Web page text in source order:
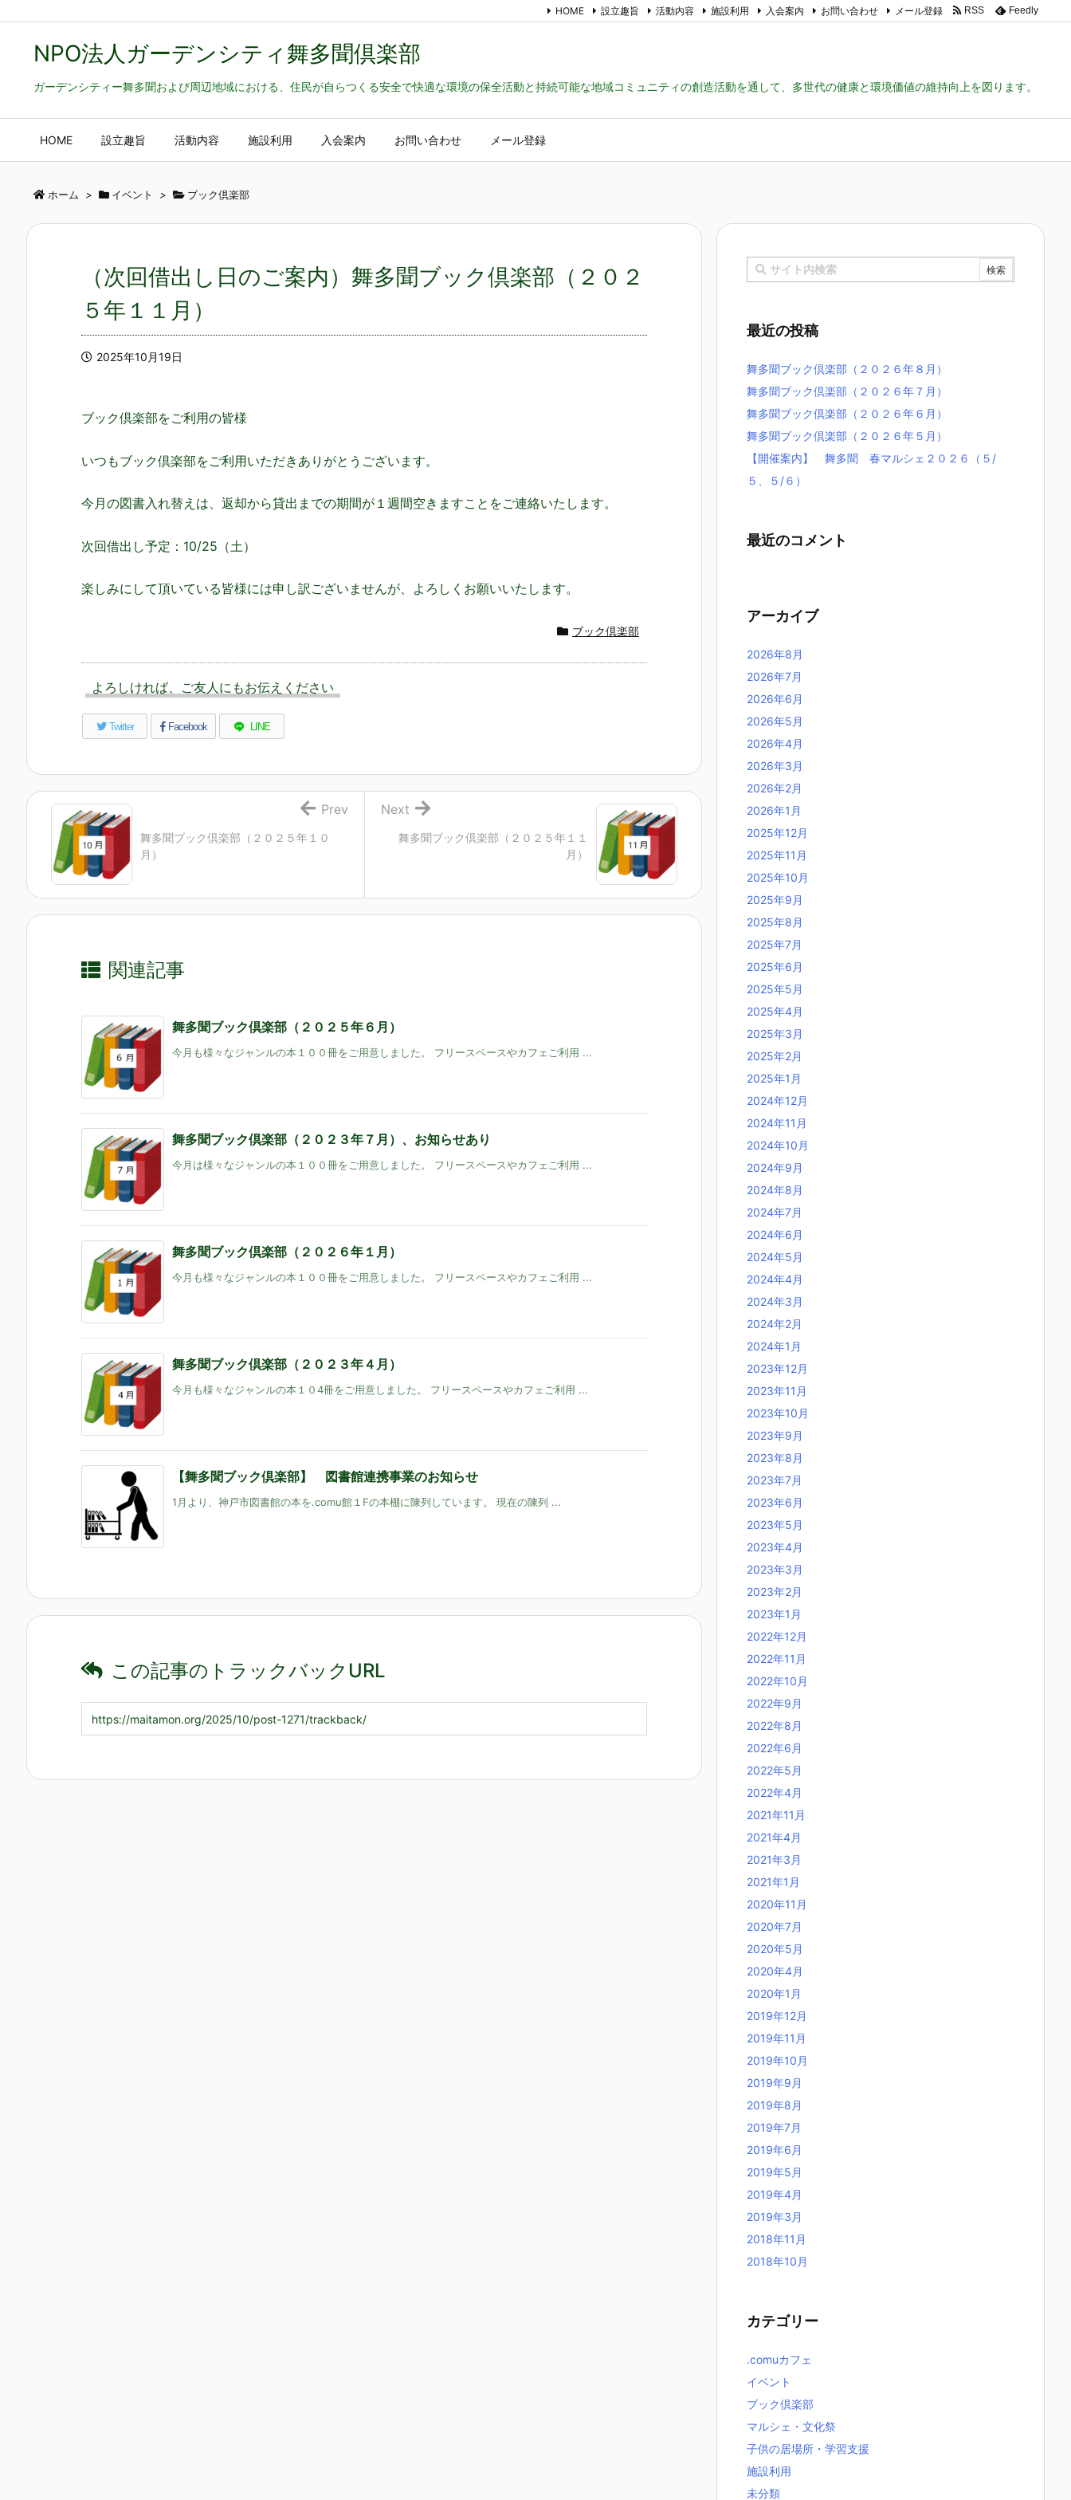
NPO法人ガーデンシティ舞多聞倶楽部
ガーデンシティー舞多聞および周辺地域における、住民が自らつくる安全で快適な環境の保全活動と持続可能な地域コミュニティの創造活動を通して、多世代の健康と環境価値の維持向上を図ります。
HOME 設立趣旨 活動内容 施設利用 入会案内 お問い合わせ メール登録
HOME 設立趣旨 活動内容 施設利用 入会案内 お問い合わせ メール登録 RSS Feedly
ホーム > イベント > ブック倶楽部
（次回借出し日のご案内）舞多聞ブック倶楽部（２０２
５年１１月）
2025年10月19日
ブック倶楽部をご利用の皆様
いつもブック倶楽部をご利用いただきありがとうございます。
今月の図書入れ替えは、返却から貸出までの期間が１週間空きますことをご連絡いたします。
次回借出し予定：10/25（土）
楽しみにして頂いている皆様には申し訳ございませんが、よろしくお願いいたします。
ブック倶楽部
よろしければ、ご友人にもお伝えください
Twitter Facebook LINE
舞多聞ブック倶楽部（２０２５年１１
月）
Next
舞多聞ブック倶楽部（２０２５年１０
月）
Prev
関連記事
舞多聞ブック倶楽部（２０２５年６月）
今月も様々なジャンルの本１００冊をご用意しました。 フリースペースやカフェご利用 ...
舞多聞ブック倶楽部（２０２３年７月）、お知らせあり
今月は様々なジャンルの本１００冊をご用意しました。 フリースペースやカフェご利用 ...
舞多聞ブック倶楽部（２０２６年１月）
今月も様々なジャンルの本１００冊をご用意しました。 フリースペースやカフェご利用 ...
舞多聞ブック倶楽部（２０２３年４月）
今月も様々なジャンルの本１０4冊をご用意しました。 フリースペースやカフェご利用 ...
【舞多聞ブック倶楽部】 図書館連携事業のお知らせ
1月より、神戸市図書館の本を.comu館１Fの本棚に陳列しています。 現在の陳列 ...
この記事のトラックバックURL
最近の投稿
舞多聞ブック倶楽部（２０２６年８月）
舞多聞ブック倶楽部（２０２６年７月）
舞多聞ブック倶楽部（２０２６年６月）
舞多聞ブック倶楽部（２０２６年５月）
【開催案内】 舞多聞 春マルシェ２０２６（５/
５、５/６）
最近のコメント
アーカイブ
2026年8月
2026年7月
2026年6月
2026年5月
2026年4月
2026年3月
2026年2月
2026年1月
2025年12月
2025年11月
2025年10月
2025年9月
2025年8月
2025年7月
2025年6月
2025年5月
2025年4月
2025年3月
2025年2月
2025年1月
2024年12月
2024年11月
2024年10月
2024年9月
2024年8月
2024年7月
2024年6月
2024年5月
2024年4月
2024年3月
2024年2月
2024年1月
2023年12月
2023年11月
2023年10月
2023年9月
2023年8月
2023年7月
2023年6月
2023年5月
2023年4月
2023年3月
2023年2月
2023年1月
2022年12月
2022年11月
2022年10月
2022年9月
2022年8月
2022年6月
2022年5月
2022年4月
2021年11月
2021年4月
2021年3月
2021年1月
2020年11月
2020年7月
2020年5月
2020年4月
2020年1月
2019年12月
2019年11月
2019年10月
2019年9月
2019年8月
2019年7月
2019年6月
2019年5月
2019年4月
2019年3月
2018年11月
2018年10月
カテゴリー
.comuカフェ
イベント
ブック倶楽部
マルシェ・文化祭
子供の居場所・学習支援
施設利用
未分類